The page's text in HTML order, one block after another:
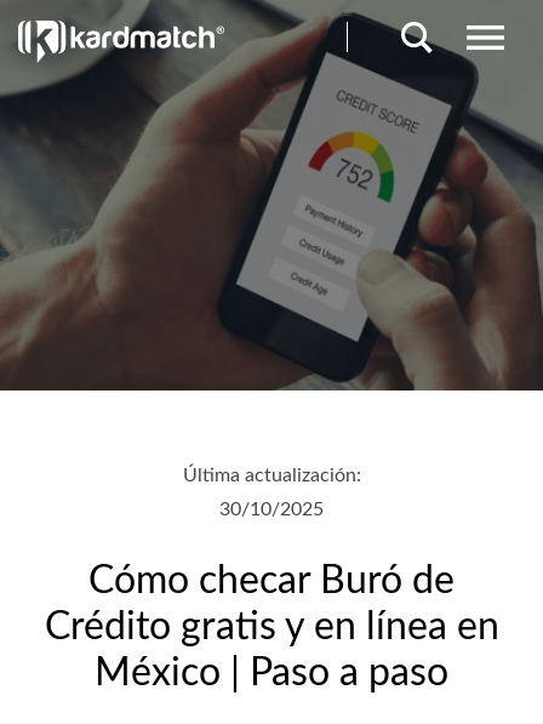
Última actualización:
30/10/2025
Cómo checar Buró de
Crédito gratis y en línea en
México | Paso a paso